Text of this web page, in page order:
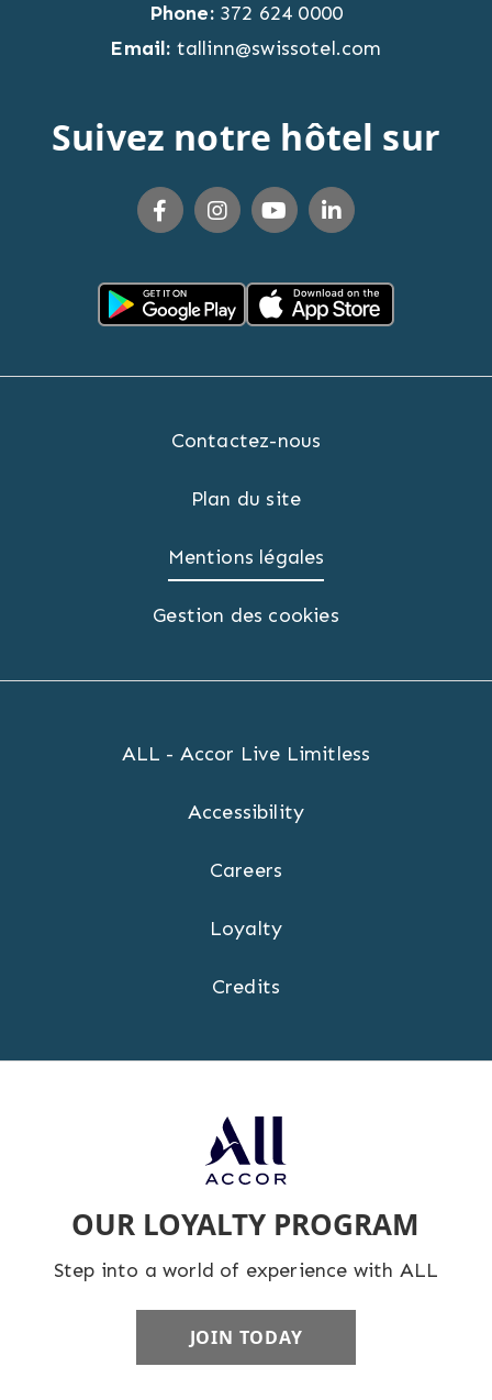
Contactez-nous
Plan du site
Mentions légales
Gestion des cookies
Phone: 372 624 0000
Email: tallinn@swissotel.com
Suivez notre hôtel sur
OUR LOYALTY PROGRAM
Step into a world of experience with ALL
JOIN TODAY
ALL - Accor Live Limitless
Accessibility
Careers
Loyalty
Credits